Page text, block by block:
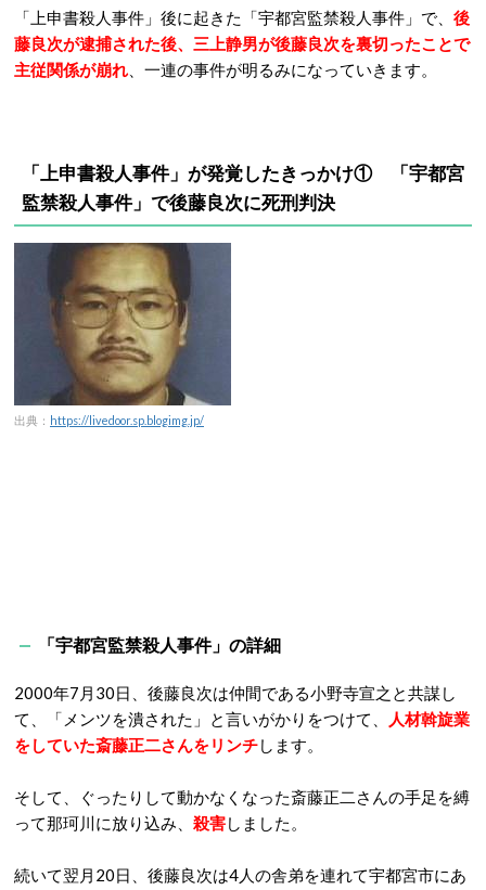
「上申書殺人事件」後に起きた「宇都宮監禁殺人事件」で、 後
藤良次が逮捕された後、三上静男が後藤良次を裏切ったことで
主従関係が崩れ、一連の事件が明るみになっていきます。
「上申書殺人事件」が発覚したきっかけ①
「宇都宮
監禁殺人事件」で後藤良次に死刑判決
出典： https://livedoor.sp.blogimg.jp/
「宇都宮監禁殺人事件」の詳細
2000年7月30日、後藤良次は仲間である小野寺宣之と共謀し
て、「メンツを潰された」と言いがかりをつけて、
人材斡旋業
をしていた斎藤正二さんをリンチします。
そして、ぐったりして動かなくなった斎藤正二さんの手足を縛
って那珂川に放り込み、 殺害しました。
続いて翌月20日、後藤良次は4人の舎弟を連れて宇都宮市にあ